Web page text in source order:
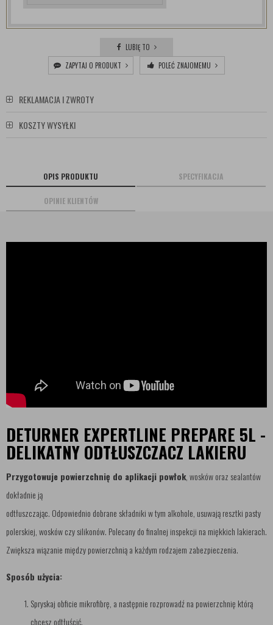
LUBIĘ TO
ZAPYTAJ O PRODUKT
POLEĆ ZNAJOMEMU
REKLAMACJA I ZWROTY
KOSZTY WYSYŁKI
OPIS PRODUKTU SPECYFIKACJA
OPINIE KLIENTÓW
DETURNER EXPERTLINE PREPARE 5L -
DELIKATNY ODTŁUSZCZACZ LAKIERU
Przygotowuje powierzchnię do aplikacji powłok , wosków oraz sealantów
dokładnie ją
odtłuszczając. Odpowiednio dobrane składniki w tym alkohole, usuwają resztki pasty
polerskiej, wosków czy silikonów. Polecany do finalnej inspekcji na miękkich lakierach.
Zwiększa wiązanie między powierzchnią a każdym rodzajem zabezpieczenia.
Sposób użycia:
Spryskaj obficie mikrofibrę, a następnie rozprowadź na powierzchnię którą
chcesz odtłuścić.